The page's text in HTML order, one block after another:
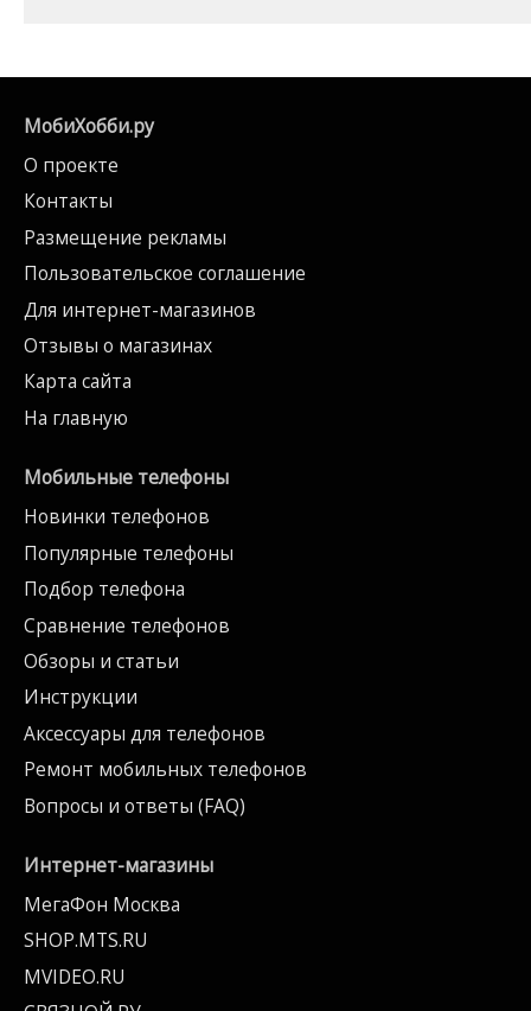
МобиХобби.ру
О проекте
Контакты
Размещение рекламы
Пользовательское соглашение
Для интернет-магазинов
Отзывы о магазинах
Карта сайта
На главную
Мобильные телефоны
Новинки телефонов
Популярные телефоны
Подбор телефона
Сравнение телефонов
Обзоры и статьи
Инструкции
Аксессуары для телефонов
Ремонт мобильных телефонов
Вопросы и ответы (FAQ)
Интернет-магазины
МегаФон Москва
SHOP.MTS.RU
MVIDEO.RU